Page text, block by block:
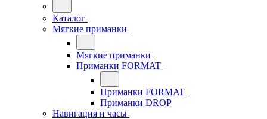
Каталог
Мягкие приманки
Мягкие приманки
Приманки FORMAT
Приманки FORMAT
Приманки DROP
Навигация и часы